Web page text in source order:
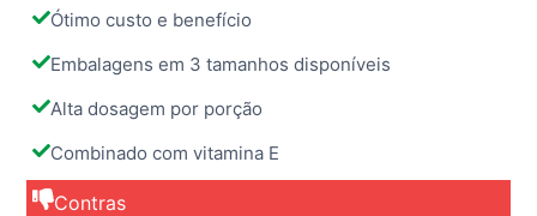
Ótimo custo e benefício
Embalagens em 3 tamanhos disponíveis
Alta dosagem por porção
Combinado com vitamina E
Contras